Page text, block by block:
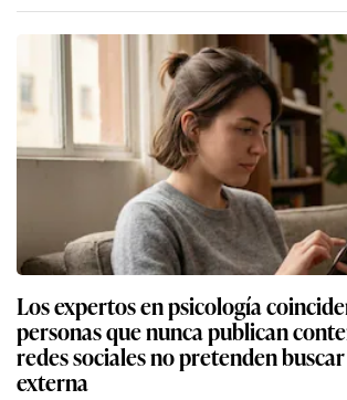
Los expertos en psicología
personas que nunca publican
redes sociales no pretenden
externa